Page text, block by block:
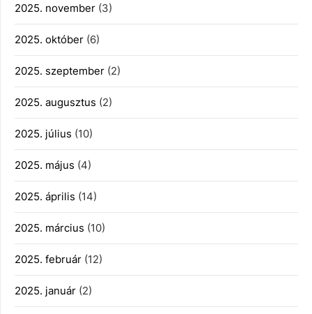
2025. november (3)
2025. október (6)
2025. szeptember (2)
2025. augusztus (2)
2025. július (10)
2025. május (4)
2025. április (14)
2025. március (10)
2025. február (12)
2025. január (2)